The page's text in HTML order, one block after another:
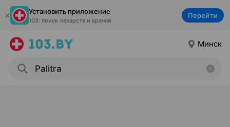
Установить приложение
103: поиск лекарств и врачей
Перейти
Минск